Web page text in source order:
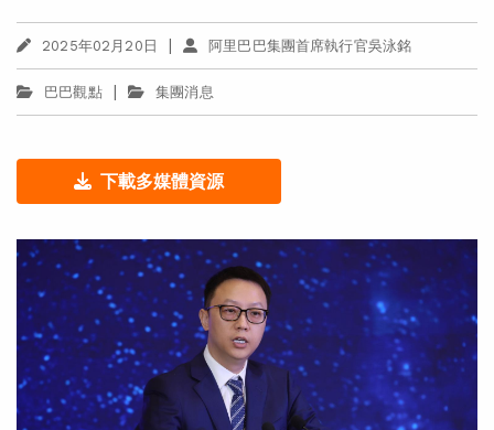
2025年02月20日 | 阿里巴巴集團首席執行官吳泳銘
巴巴觀點 | 集團消息
下載多媒體資源